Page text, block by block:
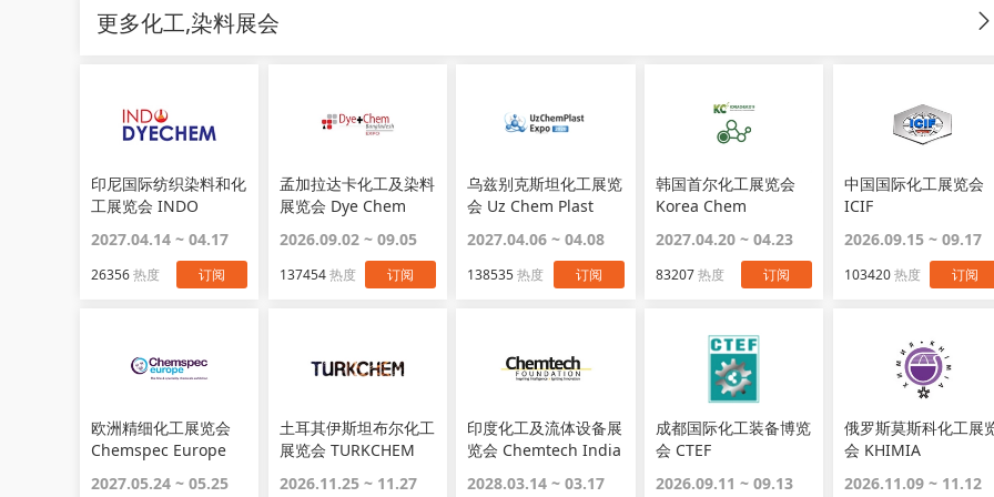
更多化工,染料展会
印尼国际纺织染料和化
工展览会 INDO
2027.04.14 ~ 04.17
26356热度 订阅
孟加拉达卡化工及染料
展览会 Dye Chem
2026.09.02 ~ 09.05
137454热度 订阅
乌兹别克斯坦化工展览
会 Uz Chem Plast
2027.04.06 ~ 04.08
138535热度 订阅
韩国首尔化工展览会
Korea Chem
2027.04.20 ~ 04.23
83207热度 订阅
中国国际化工展览会
ICIF
2026.09.15 ~ 09.17
103420热度 订阅
欧洲精细化工展览会
Chemspec Europe
2027.05.24 ~ 05.25
土耳其伊斯坦布尔化工
展览会 TURKCHEM
2026.11.25 ~ 11.27
印度化工及流体设备展
览会 Chemtech India
2028.03.14 ~ 03.17
成都国际化工装备博览
会 CTEF
2026.09.11 ~ 09.13
俄罗斯莫斯科化工展
会 KHIMIA
2026.11.09 ~ 11.12